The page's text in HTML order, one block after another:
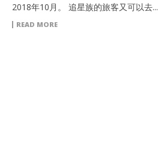
2018年10月。 追星族的旅客又可以去...
READ MORE